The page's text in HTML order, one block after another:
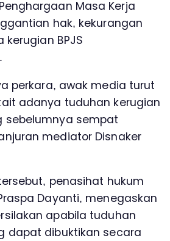
Masa Kerja
hak, kekurangan
kerugian BPJS
perkara, awak media turut
adanya tuduhan kerugian
sebelumnya sempat
mediator Disnaker
penasihat hukum
Dayanti, menegaskan
apabila tuduhan
dapat dibuktikan secara